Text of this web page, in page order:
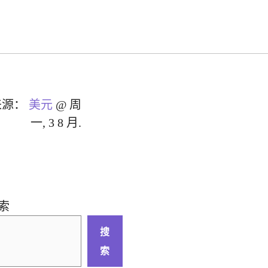
： 美元 @ 周
一, 3 8 月.
搜
索